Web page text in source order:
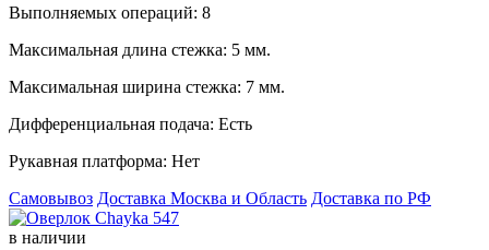
Выполняемых операций: 8
Максимальная длина стежка: 5 мм.
Максимальная ширина стежка: 7 мм.
Дифференциальная подача: Есть
Рукавная платформа: Нет
Самовывоз Доставка Москва и Область Доставка по РФ
в наличии